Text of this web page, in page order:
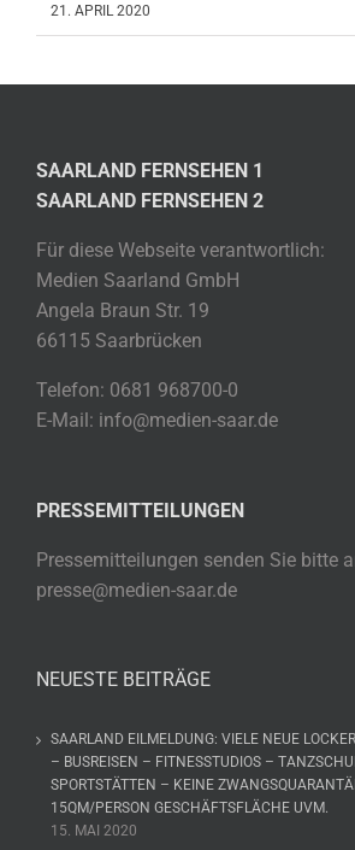
21. APRIL 2020
SAARLAND FERNSEHEN 1
SAARLAND FERNSEHEN 2
Für diese Webseite verantwortlich:
Medien Saarland GmbH
Angela Braun Str. 19
66115 Saarbrücken
Telefon: 0681 968700-0
E-Mail: info@medien-saar.de
PRESSEMITTEILUNGEN
Pressemitteilungen senden Sie bitte
presse@medien-saar.de
NEUESTE BEITRÄGE
SAARLAND EILMELDUNG: VIELE NEUE
– BUSREISEN – FITNESSTUDIOS –
SPORTSTÄTTEN – KEINE
15QM/PERSON GESCHÄFTSFLÄCHE UVM.
15. MAI 2020